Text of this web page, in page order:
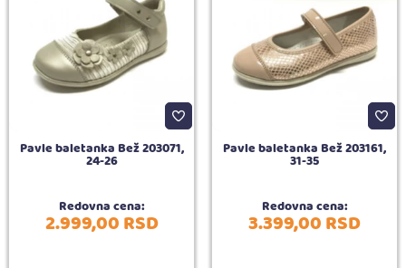
Pavle baletanka Bež 203071,
24-26
Redovna cena:
2.999,00RSD
Pavle baletanka Bež 203161,
31-35
Redovna cena:
3.399,00RSD